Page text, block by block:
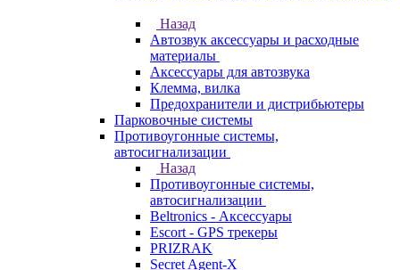
Назад
Автозвук аксессуары и расходные
материалы
Аксессуары для автозвука
Клемма, вилка
Предохранители и дистрибьютеры
Парковочные системы
Противоугонные системы,
автосигнализации
Назад
Противоугонные системы,
автосигнализации
Beltronics - Аксессуары
Escort - GPS трекеры
PRIZRAK
Secret Agent-X